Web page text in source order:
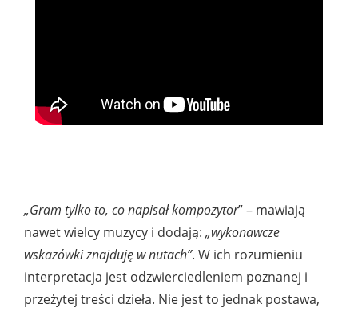
„Gram tylko to, co napisał kompozytor” – mawiają
nawet wielcy muzycy i dodają: „wykonawcze
wskazówki znajduję w nutach”. W ich rozumieniu
interpretacja jest odzwierciedleniem poznanej i
przeżytej treści dzieła. Nie jest to jednak postawa,